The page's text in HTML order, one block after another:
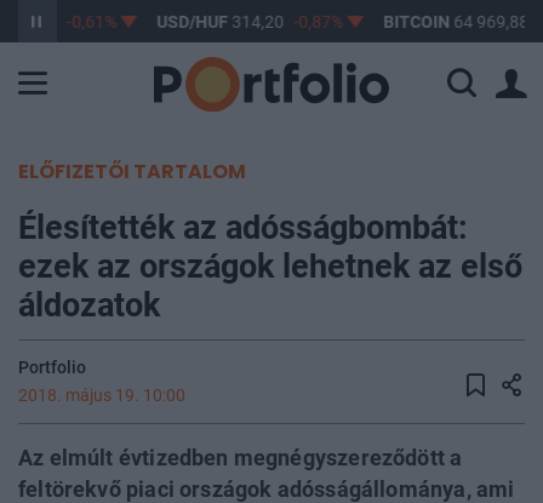
363,17 -0,61% USD/HUF314,20 -0,87% BITCOIN 64 969,88
ELŐFIZETŐI TARTALOM
Élesítették az adósságbombát:
ezek az országok lehetnek az első
áldozatok
Portfolio
2018. május 19. 10:00
Az elmúlt évtizedben megnégyszereződött a
feltörekvő piaci országok adósságállománya, ami